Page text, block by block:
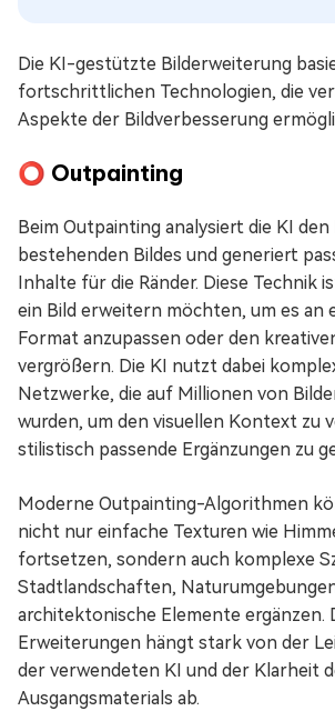
Die KI-gestützte Bilderweiterung
fortschrittlichen Technologien, die
Aspekte der Bildverbesserung
⭕ Outpainting
Beim Outpainting analysiert die KI
bestehenden Bildes und generiert
Inhalte für die Ränder. Diese Technik
ein Bild erweitern möchten, um es an
Format anzupassen oder den
vergrößern. Die KI nutzt dabei
Netzwerke, die auf Millionen von
wurden, um den visuellen Kontext zu
stilistisch passende Ergänzungen zu
Moderne Outpainting-Algorithmen
nicht nur einfache Texturen wie
fortsetzen, sondern auch komplexe
Stadtlandschaften,
architektonische Elemente ergänzen.
Erweiterungen hängt stark von der
der verwendeten KI und der Klarheit
Ausgangsmaterials ab.